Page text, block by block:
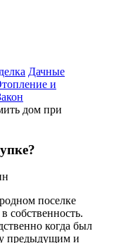
Дачные
и
дом при
поселке
собственность.
когда был
предыдущим и